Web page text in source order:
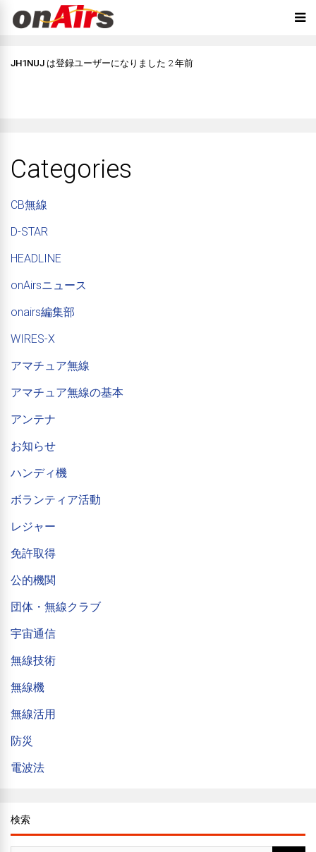
JH1NUJ は登録ユーザーになりました 2 年前
Categories
CB無線
D-STAR
HEADLINE
onAirsニュース
onairs編集部
WIRES-X
アマチュア無線
アマチュア無線の基本
アンテナ
お知らせ
ハンディ機
ボランティア活動
レジャー
免許取得
公的機関
団体・無線クラブ
宇宙通信
無線技術
無線機
無線活用
防災
電波法
検索